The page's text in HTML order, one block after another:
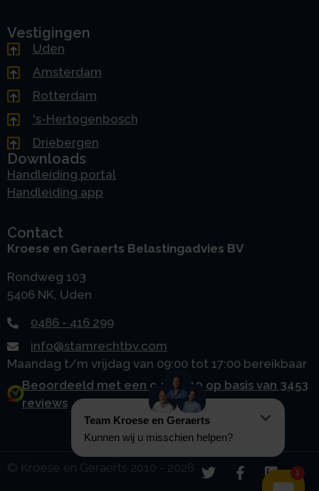
Vestigingen
Uden
Amsterdam
Rotterdam
's-Hertogenbosch
Driebergen
Downloads
Handleiding portal
Handleiding app
Contact
Kroese en Geraerts Belastingadvies BV
Rondweg 103
5406 NK, Uden
0486 - 416 299
info@stamrechtbv.com
Maandag t/m vrijdag van 09:00 tot 17:00 bereikbaar
Beoordeeld met een 9.0 uit 10 op basis van 3453
reviews
© Kroese en Geraerts 2010 - 2026